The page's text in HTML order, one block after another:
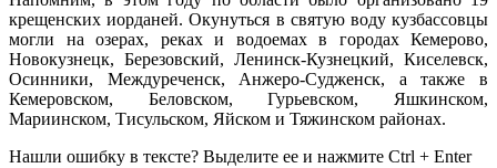
крещенских иорданей. Окунуться в святую воду кузбассовцы
могли на озерах, реках и водоемах в городах Кемерово,
Новокузнецк, Березовский, Ленинск-Кузнецкий, Киселевск,
Осинники, Междуреченск, Анжеро-Судженск, а также в
Кемеровском, Беловском, Гурьевском, Яшкинском,
Мариинском, Тисульском, Яйском и Тяжинском районах.
Нашли ошибку в тексте? Выделите ее и нажмите Ctrl + Enter